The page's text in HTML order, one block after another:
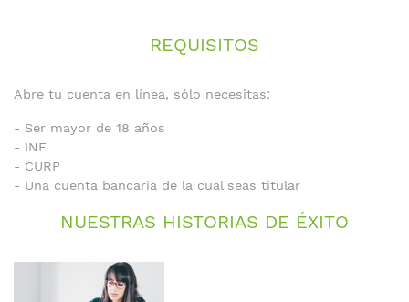
REQUISITOS
Abre tu cuenta en línea, sólo necesitas:
- Ser mayor de 18 años
- INE
- CURP
- Una cuenta bancaria de la cual seas titular
NUESTRAS HISTORIAS DE ÉXITO